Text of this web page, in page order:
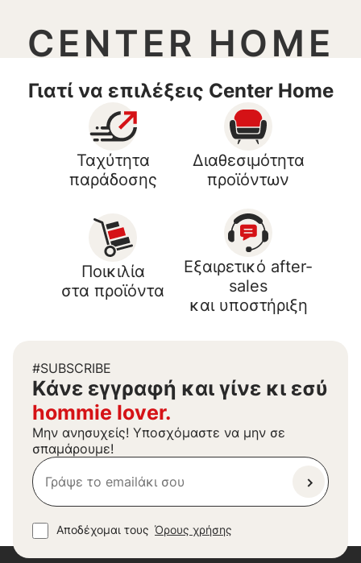
CENTER HOME
Γιατί να επιλέξεις Center Home
Ταχύτητα
παράδοσης
Διαθεσιμότητα
προϊόντων
Ποικιλία
στα προϊόντα
Εξαιρετικό after-
sales
και υποστήριξη
#SUBSCRIBE
Kάνε εγγραφή και γίνε κι εσύ
hommie lover.
Μην ανησυχείς! Υποσχόμαστε να μην σε
σπαμάρουμε!
Αποδέχομαι τους Όρους χρήσης